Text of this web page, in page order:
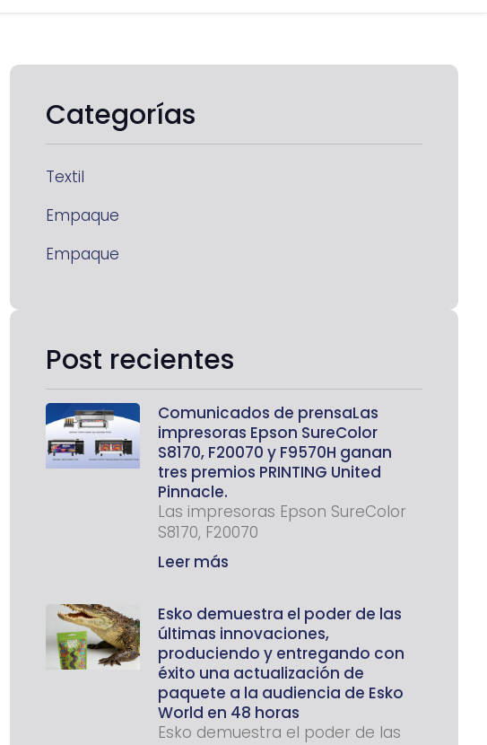
Categorías
Textil
Empaque
Empaque
Post recientes
Comunicados de prensaLas
impresoras Epson SureColor
S8170, F20070 y F9570H ganan
tres premios PRINTING United
Pinnacle.
Las impresoras Epson SureColor
S8170, F20070
Leer más
Esko demuestra el poder de las
últimas innovaciones,
produciendo y entregando con
éxito una actualización de
paquete a la audiencia de Esko
World en 48 horas
Esko demuestra el poder de las